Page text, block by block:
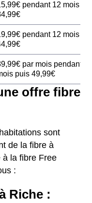
pendant 12 mois
pendant 12 mois
par mois pendant
puis 49,99€
offre fibre
sont
de la fibre à
à la fibre Free
:
Riche :